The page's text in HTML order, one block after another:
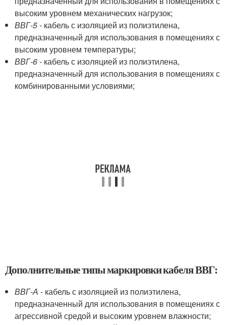
высоким уровнем механических нагрузок;
ВВГ-5- кабель с изоляцией из полиэтилена,
предназначенный для использования в помещениях с
высоким уровнем температуры;
ВВГ-6- кабель с изоляцией из полиэтилена,
предназначенный для использования в помещениях с
комбинированными условиями;
Дополнительные типы маркировки кабеля ВВГ:
ВВГ-А - кабель с изоляцией из полиэтилена,
предназначенный для использования в помещениях с
агрессивной средой и высоким уровнем влажности;